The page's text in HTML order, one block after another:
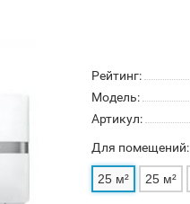
Рейтинг:
Модель:
Артикул:
Для помещений:
25 м² 25 м²